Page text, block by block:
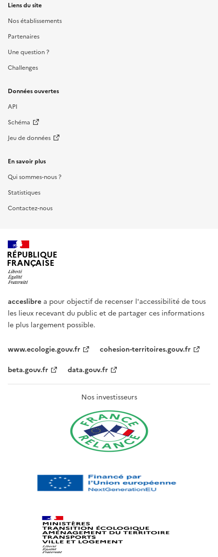
Liens du site
Nos établissements
Partenaires
Une question ?
Challenges
Données ouvertes
API
Schéma
Jeu de données
En savoir plus
Qui sommes-nous ?
Statistiques
Contactez-nous
RÉPUBLIQUE
FRANÇAISE
acceslibre a pour objectif de recenser l'accessibilité de tous
les lieux recevant du public et de partager ces informations
le plus largement possible.
www.ecologie.gouv.fr
cohesion-territoires.gouv.fr
beta.gouv.fr
data.gouv.fr
Nos investisseurs